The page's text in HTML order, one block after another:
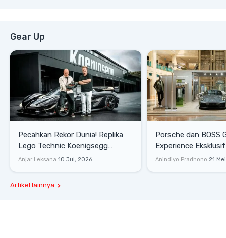
Gear Up
Pecahkan Rekor Dunia! Replika
Lego Technic Koenigsegg
Sadair's Spear Ukuran Asli Sukses
Anjar Leksana 10 Jul, 2026
Porsche dan BOSS
Experience
Senayan, Hadirkan
Anindiyo Pradhono 21
Artikel lainnya